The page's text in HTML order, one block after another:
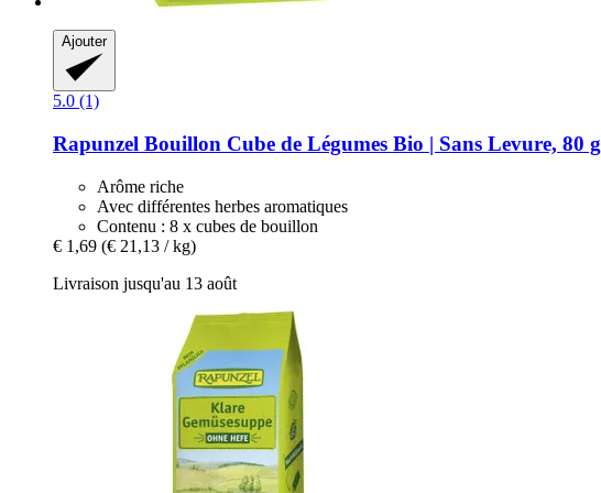
Ajouter
5.0 (1)
Rapunzel Bouillon Cube de Légumes Bio | Sans Levure, 80 g
Arôme riche
Avec différentes herbes aromatiques
Contenu : 8 x cubes de bouillon
€ 1,69 (€ 21,13 / kg)
Livraison jusqu'au 13 août